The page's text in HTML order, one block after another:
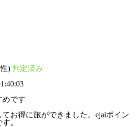
) 判定済み
めです
お得に旅ができました。ejaiポイン
。